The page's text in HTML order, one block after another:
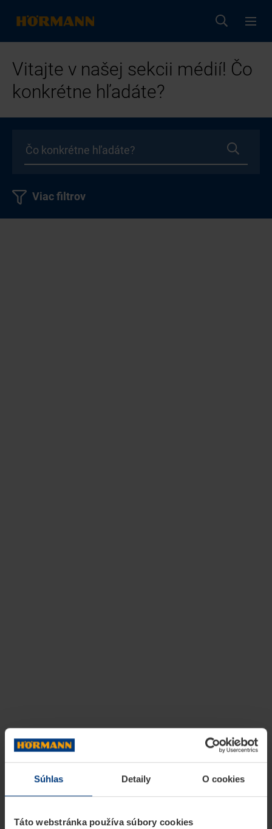
Súhlas Detaily O cookies
Táto webstránka používa súbory cookies
Vitajte v našej sekcii médií! Čo
konkrétne hľadáte?
Viac filtrov